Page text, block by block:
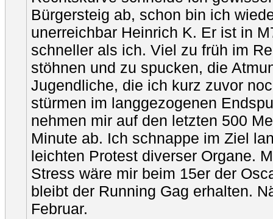
Bürgersteig ab, schon bin ich
unerreichbar Heinrich K. Er ist in
schneller als ich. Viel zu früh im
stöhnen und zu spucken, die
Jugendliche, die ich kurz zuvor
stürmen im langgezogenen
nehmen mir auf den letzten 500
Minute ab. Ich schnappe im Ziel
leichten Protest diverser Organe.
Stress wäre mir beim 15er der
bleibt der Running Gag erhalten.
Februar.